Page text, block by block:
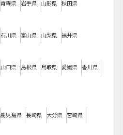
青森県 岩手県 山形県 秋田県
石川県 富山県 山梨県 福井県
山口県 島根県 鳥取県 愛媛県 香川県
鹿児島県 長崎県 大分県 宮崎県